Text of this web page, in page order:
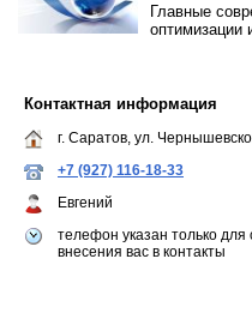
Главные
оптимизации
Контактная информация
г. Саратов, ул.
+7 (927) 116-18-33
Евгений
телефон указан только для
внесения вас в контакты